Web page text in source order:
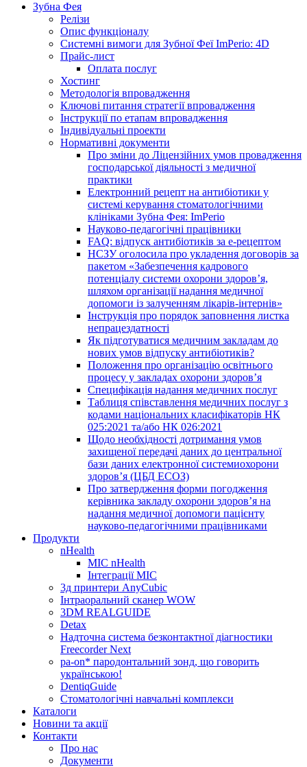
Зубна Фея
Релізи
Опис функціоналу
Системні вимоги для Зубної Феї ImPerio: 4D
Прайс-лист
Оплата послуг
Хостинг
Методологія впровадження
Ключові питання стратегії впровадження
Інструкції по етапам впровадження
Індивідуальні проекти
Нормативні документи
Про зміни до Ліцензійних умов провадження
господарської діяльності з медичної
практики
Електронний рецепт на антибіотики у
системі керування стоматологічними
клініками Зубна Фея: ImPerio
Науково-педагогічні працівники
FAQ: відпуск антибіотиків за е-рецептом
НСЗУ оголосила про укладення договорів за
пакетом «Забезпечення кадрового
потенціалу системи охорони здоров’я,
шляхом організації надання медичної
допомоги із залученням лікарів-інтернів»
Інструкція про порядок заповнення листка
непрацездатності
Як підготуватися медичним закладам до
нових умов відпуску антибіотиків?
Положення про організацію освітнього
процесу у закладах охорони здоров’я
Специфікація надання медичних послуг
Таблиця співставлення медичних послуг з
кодами національних класифікаторів НК
025:2021 та/або НК 026:2021
Щодо необхідності дотримання умов
захищеної передачі даних до центральної
бази даних електронної системиохорони
здоров’я (ЦБД ЕСОЗ)
Про затвердження форми погодження
керівника закладу охорони здоров’я на
надання медичної допомоги пацієнту
науково-педагогічними працівниками
Продукти
nHealth
МІС nHealth
Інтеграції МІС
3д принтери AnyCubic
Інтраоральний сканер WOW
3DM REALGUIDE
Detax
Надточна система безконтактної діагностики
Freecorder Next
pa-on* пародонтальний зонд, що говорить
українською!
DentiqGuide
Стоматологічні навчальні комплекси
Каталоги
Новини та акції
Контакти
Про нас
Документи